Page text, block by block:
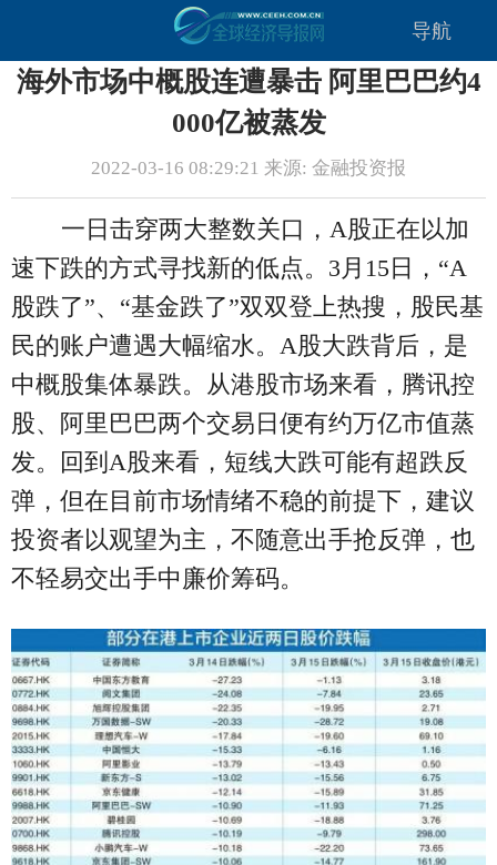
导航
海外市场中概股连遭暴击 阿里巴巴约4
000亿被蒸发
2022-03-16 08:29:21 来源: 金融投资报
一日击穿两大整数关口，A股正在以加
速下跌的方式寻找新的低点。3月15日，“A
股跌了”、“基金跌了”双双登上热搜，股民基
民的账户遭遇大幅缩水。A股大跌背后，是
中概股集体暴跌。从港股市场来看，腾讯控
股、阿里巴巴两个交易日便有约万亿市值蒸
发。回到A股来看，短线大跌可能有超跌反
弹，但在目前市场情绪不稳的前提下，建议
投资者以观望为主，不随意出手抢反弹，也
不轻易交出手中廉价筹码。